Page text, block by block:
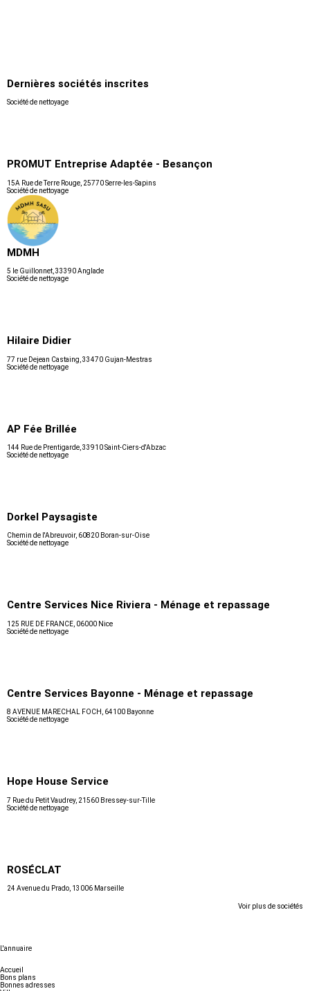
Dernières sociétés inscrites
Société de nettoyage
PROMUT Entreprise Adaptée - Besançon
15A Rue de Terre Rouge, 25770 Serre-les-Sapins
Société de nettoyage
MDMH
5 le Guillonnet, 33390 Anglade
Société de nettoyage
Hilaire Didier
77 rue Dejean Castaing, 33470 Gujan-Mestras
Société de nettoyage
AP Fée Brillée
144 Rue de Prentigarde, 33910 Saint-Ciers-d'Abzac
Société de nettoyage
Dorkel Paysagiste
Chemin de l'Abreuvoir, 60820 Boran-sur-Oise
Société de nettoyage
Centre Services Nice Riviera - Ménage et repassage
125 RUE DE FRANCE, 06000 Nice
Société de nettoyage
Centre Services Bayonne - Ménage et repassage
8 AVENUE MARECHAL FOCH, 64100 Bayonne
Société de nettoyage
Hope House Service
7 Rue du Petit Vaudrey, 21560 Bressey-sur-Tille
Société de nettoyage
ROSÉCLAT
24 Avenue du Prado, 13006 Marseille
Voir plus de sociétés
L'annuaire
Accueil
Bons plans
Bonnes adresses